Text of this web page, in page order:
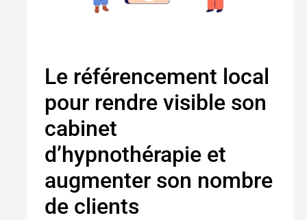
Le référencement local
pour rendre visible son
cabinet
d’hypnothérapie et
augmenter son nombre
de clients